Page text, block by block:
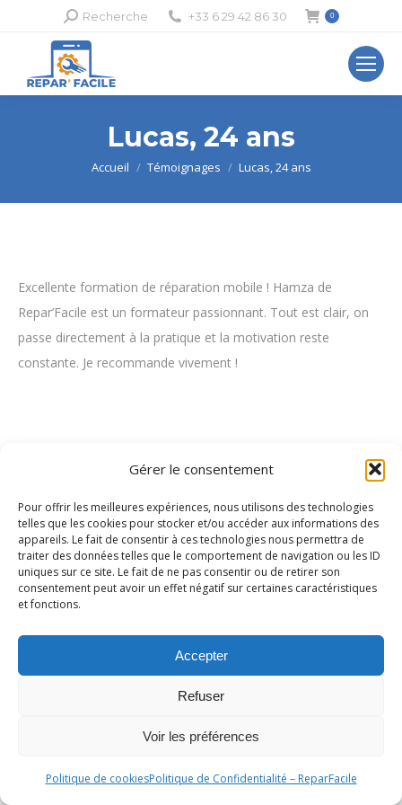
Gérer le consentement
Pour offrir les meilleures expériences, nous utilisons des technologies
telles que les cookies pour stocker et/ou accéder aux informations des
appareils. Le fait de consentir à ces technologies nous permettra de
traiter des données telles que le comportement de navigation ou les ID
uniques sur ce site. Le fait de ne pas consentir ou de retirer son
consentement peut avoir un effet négatif sur certaines caractéristiques
et fonctions.
Accepter
Refuser
Voir les préférences
Politique de cookiesPolitique de Confidentialité – ReparFacile
Recherche
Recherche +33 6 29 42 86 30 0
Lucas, 24 ans
Vous êtes ici :
Accueil Témoignages Lucas, 24 ans
Excellente formation de réparation mobile ! Hamza de
Repar’Facile est un formateur passionnant. Tout est clair, on
passe directement à la pratique et la motivation reste
constante. Je recommande vivement !
Confidentialité|Conditions Générales de Vente